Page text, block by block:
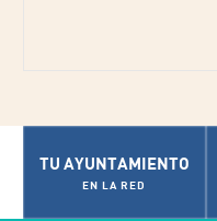
TU AYUNTAMIENTO
EN LA RED